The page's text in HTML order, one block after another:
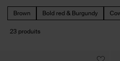
Brown Bold red & Burgundy
23 produits